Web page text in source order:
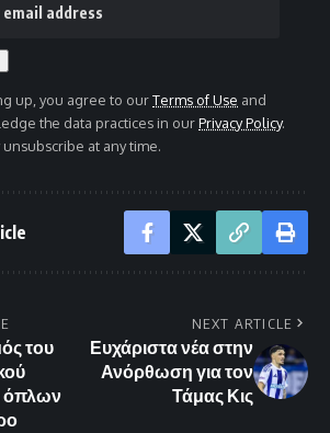
up, you agree to ourTerms of Use and
the data practices in ourPrivacy Policy.
unsubscribe at any time.
του
όπλων
NEXT ARTICLE
Ευχάριστα νέα στην
Ανόρθωση για τον
Τάμας Κις